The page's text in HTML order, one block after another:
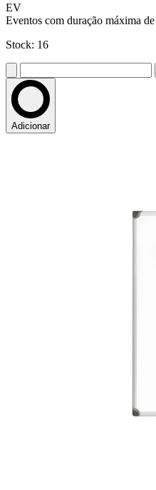
EV
Eventos com duração máxima
Stock: 16
Adicionar